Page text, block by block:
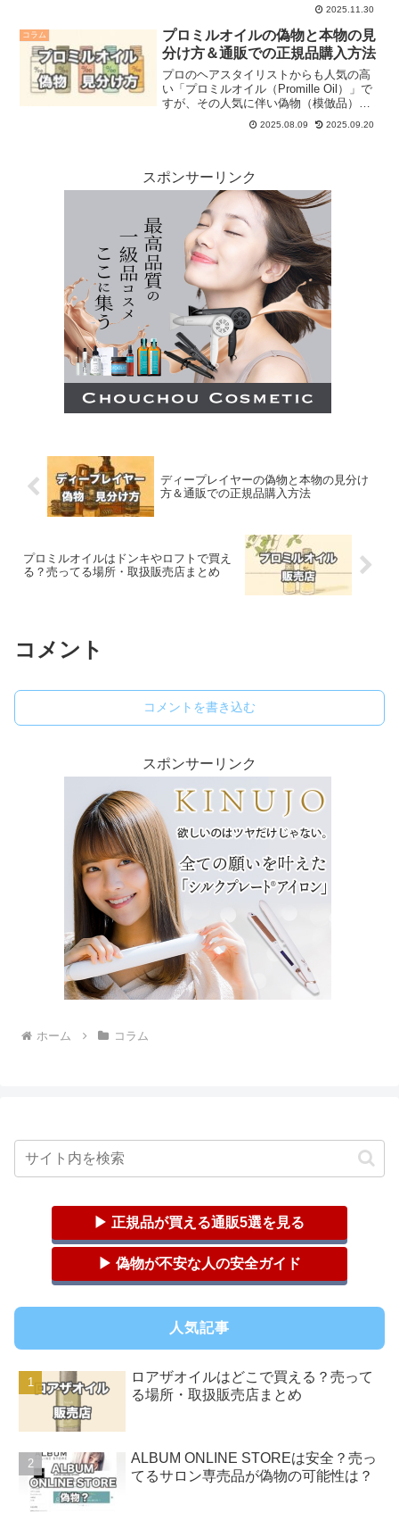
あるドンキホーテ・ロフト・東急ハンズ
などのディスカウントストアやバラエテ
ィショップでサロン専売品...
2025.11.30
コラム
プロミルオイルの偽物と本物の見
分け方＆通販での正規品購入方法
プロのヘアスタイリストからも人気の高
い「プロミルオイル（Promille Oil）」で
すが、その人気に伴い偽物（模倣品）が
出回っているという報告もあります。誤
って偽物を購入してしまうと、髪や頭皮
2025.08.09 2025.09.20
スポンサーリンク
ディープレイヤーの偽物と本物の見分け
方＆通販での正規品購入方法
プロミルオイルはドンキやロフトで買え
る？売ってる場所・取扱販売店まとめ
コメント
コメントを書き込む
スポンサーリンク
ホーム コラム
▶ 正規品が買える通販5選を見る
▶ 偽物が不安な人の安全ガイド
人気記事
ロアザオイルはどこで買える？売って
る場所・取扱販売店まとめ
ALBUM ONLINE STOREは安全？売っ
てるサロン専売品が偽物の可能性は？